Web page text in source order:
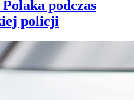
podczas
policji